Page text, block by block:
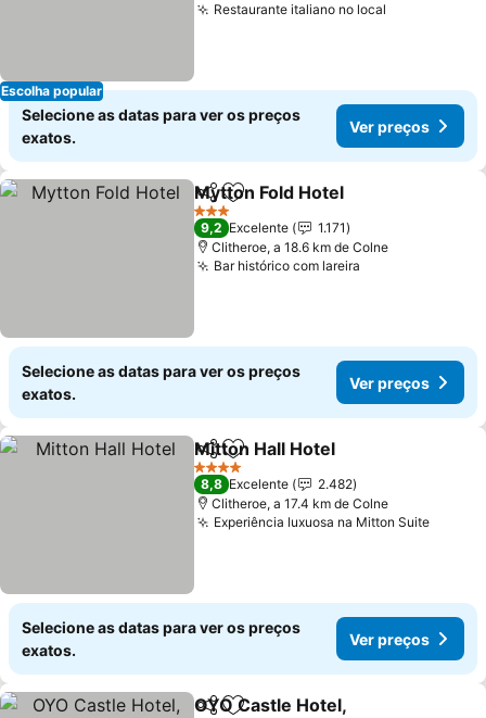
Escolha popular
Restaurante italiano no local
Selecione as datas para ver os preços
exatos.
Ver preços
PartilharAdicionar aos favoritos
Mytton Fold Hotel
3 Estrelas
9,2 Excelente
1.171
Clitheroe, a 18.6 km de Colne
Bar histórico com lareira
Selecione as datas para ver os preços
exatos.
Ver preços
PartilharAdicionar aos favoritos
Mitton Hall Hotel
4 Estrelas
8,8 Excelente
2.482
Clitheroe, a 17.4 km de Colne
Experiência luxuosa na Mitton SuiteVer
Selecione as datas para ver os preços
exatos.
Ver preços
OYO Castle Hotel,